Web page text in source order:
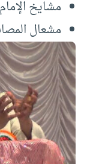
مشايخ
مشعال